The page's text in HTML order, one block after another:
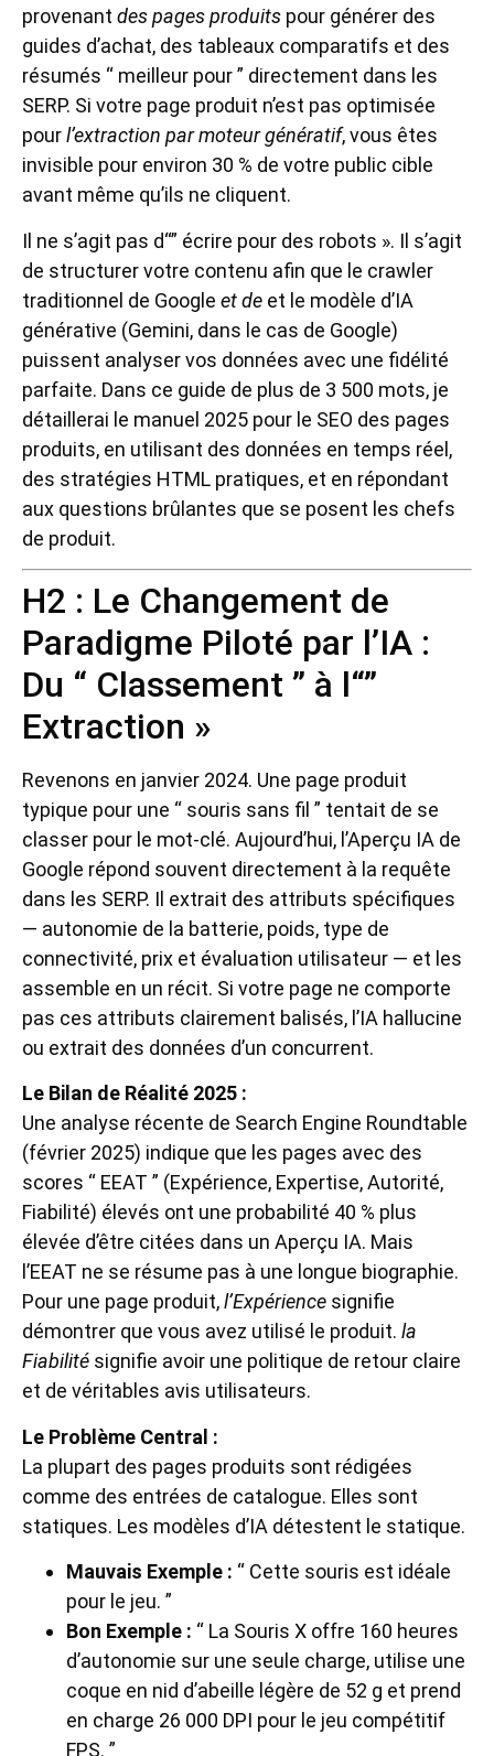
provenant des pages produits pour générer des
guides d’achat, des tableaux comparatifs et des
résumés “ meilleur pour ” directement dans les
SERP. Si votre page produit n’est pas optimisée
pourl’extraction par moteur génératif, vous êtes
invisible pour environ 30 % de votre public cible
avant même qu’ils ne cliquent.
Il ne s’agit pas d“” écrire pour des robots ». Il s’agit
de structurer votre contenu afin que le crawler
traditionnel de Google et de et le modèle d’IA
générative (Gemini, dans le cas de Google)
puissent analyser vos données avec une fidélité
parfaite. Dans ce guide de plus de 3 500 mots, je
détaillerai le manuel 2025 pour le SEO des pages
produits, en utilisant des données en temps réel,
des stratégies HTML pratiques, et en répondant
aux questions brûlantes que se posent les chefs
de produit.
H2 : Le Changement de
Paradigme Piloté par l’IA :
Du “ Classement ” à l“”
Extraction »
Revenons en janvier 2024. Une page produit
typique pour une “ souris sans fil ” tentait de se
classer pour le mot-clé. Aujourd’hui, l’Aperçu IA de
Google répond souvent directement à la requête
dans les SERP. Il extrait des attributs spécifiques
— autonomie de la batterie, poids, type de
connectivité, prix et évaluation utilisateur — et les
assemble en un récit. Si votre page ne comporte
pas ces attributs clairement balisés, l’IA hallucine
ou extrait des données d’un concurrent.
Le Bilan de Réalité 2025 :
Une analyse récente de Search Engine Roundtable
(février 2025) indique que les pages avec des
scores “ EEAT ” (Expérience, Expertise, Autorité,
Fiabilité) élevés ont une probabilité 40 % plus
élevée d’être citées dans un Aperçu IA. Mais
l’EEAT ne se résume pas à une longue biographie.
Pour une page produit,l’Expérience signifie
démontrer que vous avez utilisé le produit. la
Fiabilité signifie avoir une politique de retour claire
et de véritables avis utilisateurs.
Le Problème Central :
La plupart des pages produits sont rédigées
comme des entrées de catalogue. Elles sont
statiques. Les modèles d’IA détestent le statique.
Mauvais Exemple : “ Cette souris est idéale
pour le jeu. ”
Bon Exemple : “ La Souris X offre 160 heures
d’autonomie sur une seule charge, utilise une
coque en nid d’abeille légère de 52 g et prend
en charge 26 000 DPI pour le jeu compétitif
FPS. ”